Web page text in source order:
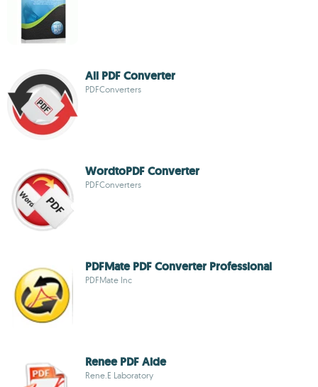
All PDF Converter
PDFConverters
WordtoPDF Converter
PDFConverters
PDFMate PDF Converter Professional
PDFMate Inc
Renee PDF Aide
Rene.E Laboratory